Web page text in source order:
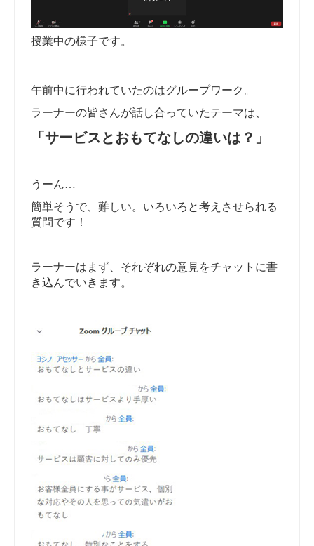
授業中の様子です。
午前中に行われていたのはグループワーク。
ラーナーの皆さんが話し合っていたテーマは、
「サービスとおもてなしの違いは？」
うーん…
簡単そうで、難しい。いろいろと考えさせられる
質問です！
ラーナーはまず、それぞれの意見をチャットに書
き込んでいきます。